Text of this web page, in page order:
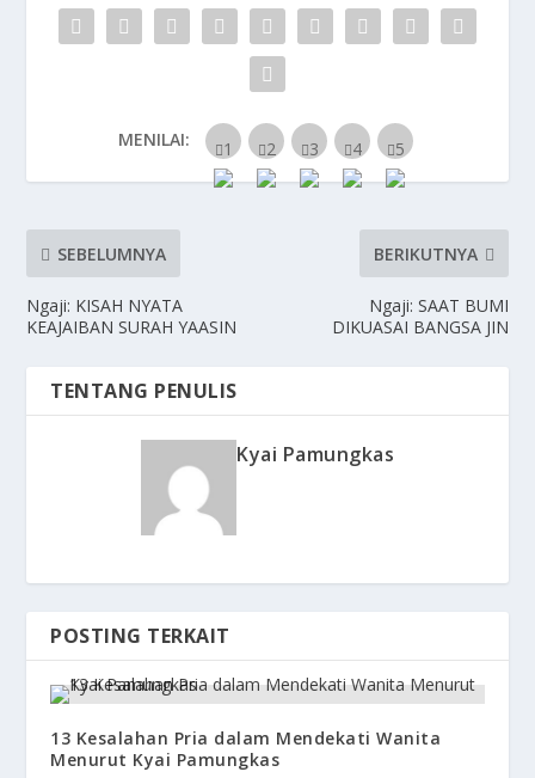
MENILAI:
SEBELUMNYA
Ngaji: KISAH NYATA
KEAJAIBAN SURAH YAASIN
BERIKUTNYA
Ngaji: SAAT BUMI
DIKUASAI BANGSA JIN
TENTANG PENULIS
Kyai Pamungkas
POSTING TERKAIT
13 Kesalahan Pria dalam Mendekati Wanita
Menurut Kyai Pamungkas